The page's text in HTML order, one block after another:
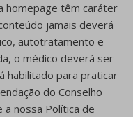
homepage têm caráter
jamais deverá
autotratamento e
o médico deverá ser
habilitado para praticar
do Conselho
a nossa Política de